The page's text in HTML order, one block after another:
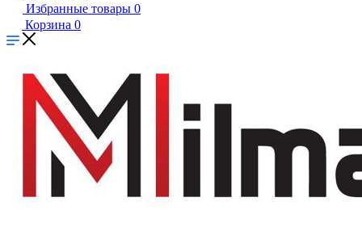
Избранные товары 0
Корзина 0